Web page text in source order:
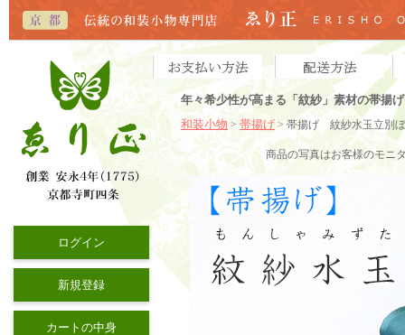
ログイン
新規登録
カートの中身
年々希少性が高まる「紋紗」素材の帯揚げ
和装小物 > 帯揚げ > 帯揚げ 紋紗水玉立別
商品の写真はお客様のモニ